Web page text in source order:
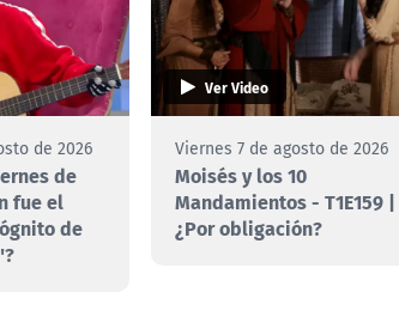
de 2026
de
fue el
de
Ver Video
Viernes 7 de agosto de 2026
Moisés y los 10
Mandamientos - T1E159 |
¿Por obligación?